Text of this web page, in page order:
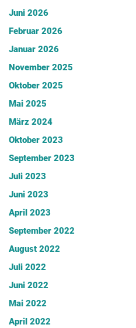
Juni 2026
Februar 2026
Januar 2026
November 2025
Oktober 2025
Mai 2025
März 2024
Oktober 2023
September 2023
Juli 2023
Juni 2023
April 2023
September 2022
August 2022
Juli 2022
Juni 2022
Mai 2022
April 2022